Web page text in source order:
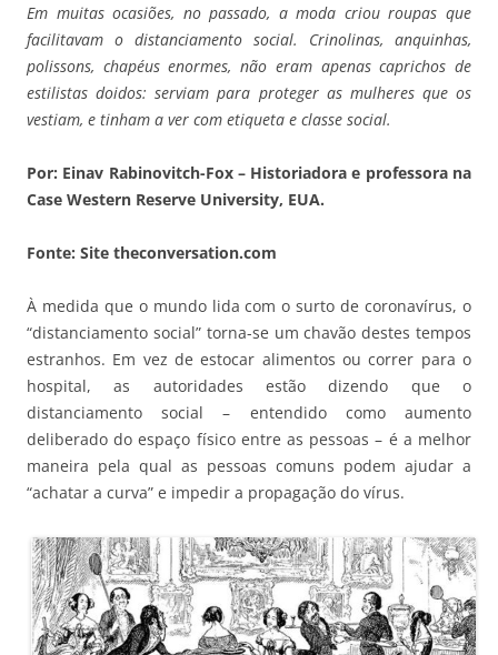
Em muitas ocasiões, no passado, a moda criou roupas que
facilitavam o distanciamento social. Crinolinas, anquinhas,
polissons, chapéus enormes, não eram apenas caprichos de
estilistas doidos: serviam para proteger as mulheres que os
vestiam, e tinham a ver com etiqueta e classe social.
Por: Einav Rabinovitch-Fox – Historiadora e professora na
Case Western Reserve University, EUA.
Fonte: Site theconversation.com
À medida que o mundo lida com o surto de coronavírus, o
“distanciamento social” torna-se um chavão destes tempos
estranhos. Em vez de estocar alimentos ou correr para o
hospital, as autoridades estão dizendo que o
distanciamento social – entendido como aumento
deliberado do espaço físico entre as pessoas – é a melhor
maneira pela qual as pessoas comuns podem ajudar a
“achatar a curva” e impedir a propagação do vírus.